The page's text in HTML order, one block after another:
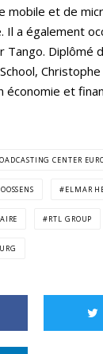
mobile et de
Il a également
Diplômé
économie et
CENTER
ELMAR
RTL GROUP